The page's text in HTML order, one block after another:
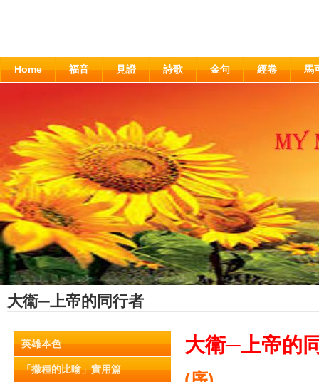
Home 福音 見證 詩歌 金句 經卷 馬
大衛─上帝的同行者
英雄本色
「撒種的比喻」實用篇
大衛─上帝的